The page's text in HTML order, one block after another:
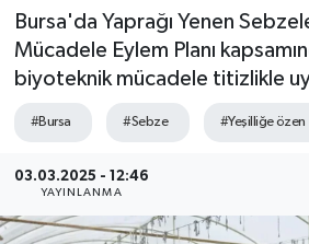
Bursa'da Yaprağı Yenen
Mücadele Eylem Planı
biyoteknik mücadele titizlikle
#Bursa #Sebze #Yeşilliğe özen
03.03.2025 - 12:46
YAYINLANMA
Ekonomi
Genel
Gündem
Magazin
Sağlık
Süper Lig Puan Durumu ve
Tüm Manşetler
Son Dakika Haberleri
Haber Arşivi